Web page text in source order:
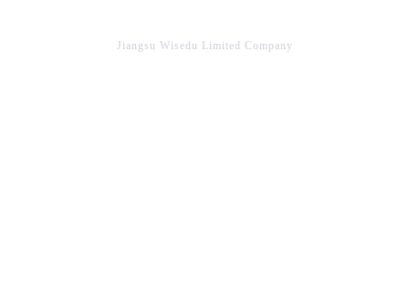
Jiangsu Wisedu Limited Company